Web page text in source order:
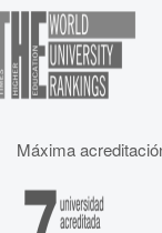
Máxima